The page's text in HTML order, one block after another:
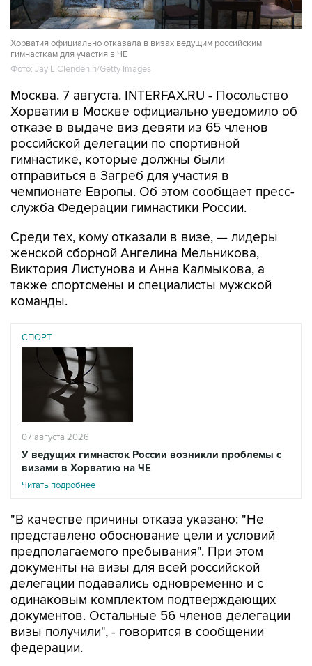
Хорватия официально отказала в визах ведущим российским
гимнасткам для участия в ЧЕ
Фото: Jay L Clendenin/Getty Images
Москва. 7 августа. INTERFAX.RU - Посольство
Хорватии в Москве официально уведомило об
отказе в выдаче виз девяти из 65 членов
российской делегации по спортивной
гимнастике, которые должны были
отправиться в Загреб для участия в
чемпионате Европы. Об этом сообщает пресс-
служба Федерации гимнастики России.
Среди тех, кому отказали в визе, — лидеры
женской сборной Ангелина Мельникова,
Виктория Листунова и Анна Калмыкова, а
также спортсмены и специалисты мужской
команды.
СПОРТ
07 августа 2026
У ведущих гимнасток России возникли проблемы с
визами в Хорватию на ЧЕ
Читать подробнее
"В качестве причины отказа указано: "Не
представлено обоснование цели и условий
предполагаемого пребывания". При этом
документы на визы для всей российской
делегации подавались одновременно и с
одинаковым комплектом подтверждающих
документов. Остальные 56 членов делегации
визы получили", - говорится в сообщении
федерации.